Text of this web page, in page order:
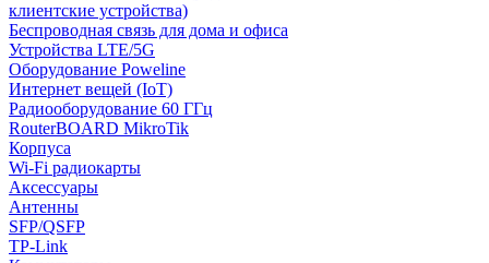
клиентские устройства)
Беспроводная связь для дома и офиса
Устройства LTE/5G
Оборудование Poweline
Интернет вещей (IoT)
Радиооборудование 60 ГГц
RouterBOARD MikroTik
Корпуса
Wi-Fi радиокарты
Аксессуары
Антенны
SFP/QSFP
TP-Link